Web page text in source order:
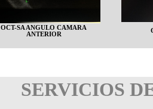
OCT-SA ANGULO CAMARA
ANTERIOR
SERVICIOS